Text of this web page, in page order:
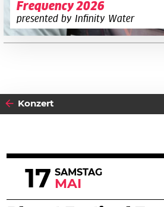
Frequency 2026
presented by Infinity Water
Konzert
17 SAMSTAG
MAI